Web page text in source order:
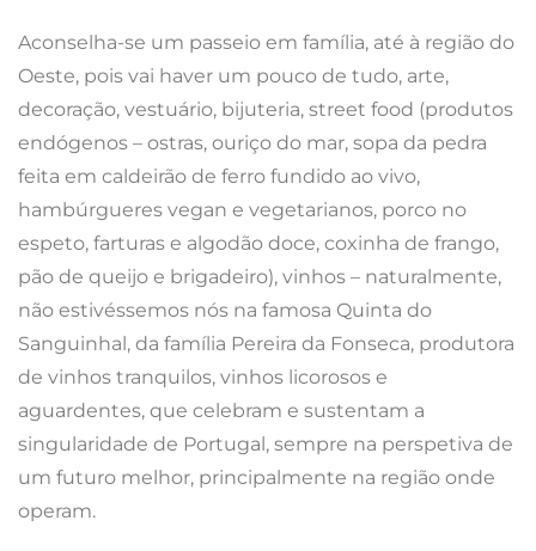
Aconselha-se um passeio em família, até à região do
Oeste, pois vai haver um pouco de tudo, arte,
decoração, vestuário, bijuteria, street food (produtos
endógenos – ostras, ouriço do mar, sopa da pedra
feita em caldeirão de ferro fundido ao vivo,
hambúrgueres vegan e vegetarianos, porco no
espeto, farturas e algodão doce, coxinha de frango,
pão de queijo e brigadeiro), vinhos – naturalmente,
não estivéssemos nós na famosa Quinta do
Sanguinhal, da família Pereira da Fonseca, produtora
de vinhos tranquilos, vinhos licorosos e
aguardentes, que celebram e sustentam a
singularidade de Portugal, sempre na perspetiva de
um futuro melhor, principalmente na região onde
operam.